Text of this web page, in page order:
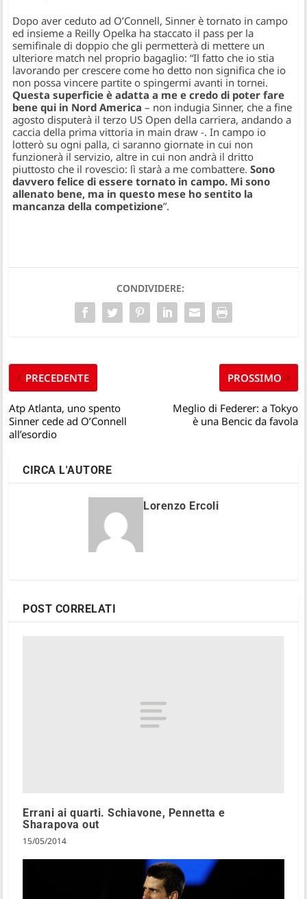
Dopo aver ceduto ad O’Connell, Sinner è tornato in campo
ed insieme a Reilly Opelka ha staccato il pass per la
semifinale di doppio che gli permetterà di mettere un
ulteriore match nel proprio bagaglio:“Il fatto che io stia
lavorando per crescere come ho detto non significa che io
non possa vincere partite o spingermi avanti in tornei.
Questa superficie è adatta a me e credo di poter fare
bene qui in Nord America – non indugia Sinner, che a fine
agosto disputerà il terzo US Open della carriera, andando a
caccia della prima vittoria in main draw -.In campo io
lotterò su ogni palla, ci saranno giornate in cui non
funzionerà il servizio, altre in cui non andrà il dritto
piuttosto che il rovescio: lì starà a me combattere.Sono
davvero felice di essere tornato in campo. Mi sono
allenato bene, ma in questo mese ho sentito la
mancanza della competizione”.
CONDIVIDERE:
PRECEDENTE
Atp Atlanta, uno spento
Sinner cede ad O’Connell
all’esordio
PROSSIMO
Meglio di Federer: a Tokyo
è una Bencic da favola
CIRCA L'AUTORE
Lorenzo Ercoli
POST CORRELATI
Errani ai quarti. Schiavone, Pennetta e
Sharapova out
15/05/2014